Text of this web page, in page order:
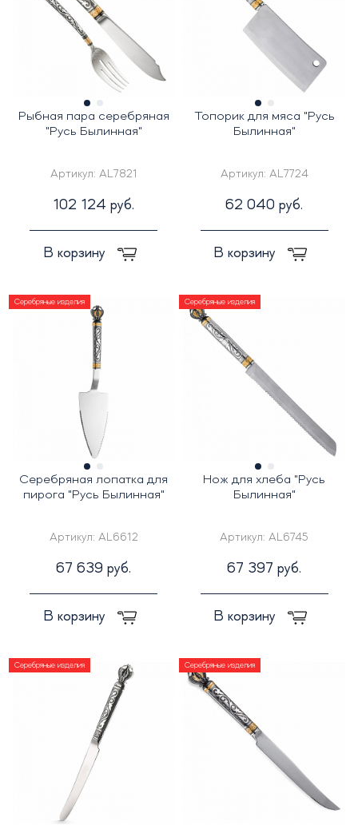
Рыбная пара серебряная
"Русь Былинная"
Артикул: AL7821
102 124 руб.
В корзину
Топорик для мяса "Русь
Былинная"
Артикул: AL7724
62 040 руб.
В корзину
Серебряная лопатка для
пирога "Русь Былинная"
Серебряные изделия
Артикул: AL6612
67 639 руб.
В корзину
Нож для хлеба "Русь
Былинная"
Серебряные изделия
Артикул:AL6745
67 397 руб.
В корзину
Серебряные изделия Серебряные изделия